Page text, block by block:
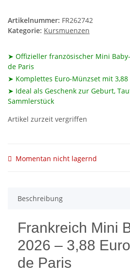
Artikelnummer: FR262742
Kategorie: Kursmuenzen
➤ Offizieller französischer Mini
de Paris
➤ Komplettes Euro-Münzset mit
➤ Ideal als Geschenk zur Geburt,
Sammlerstück
Artikel zurzeit vergriffen
Momentan nicht lagernd
Beschreibung
Frankreich Mini
2026 – 3,88
de Paris